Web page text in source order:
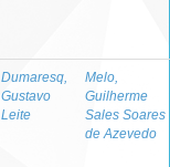
Dumaresq,
Gustavo
Leite
Melo,
Guilherme
Sales Soares
de Azevedo